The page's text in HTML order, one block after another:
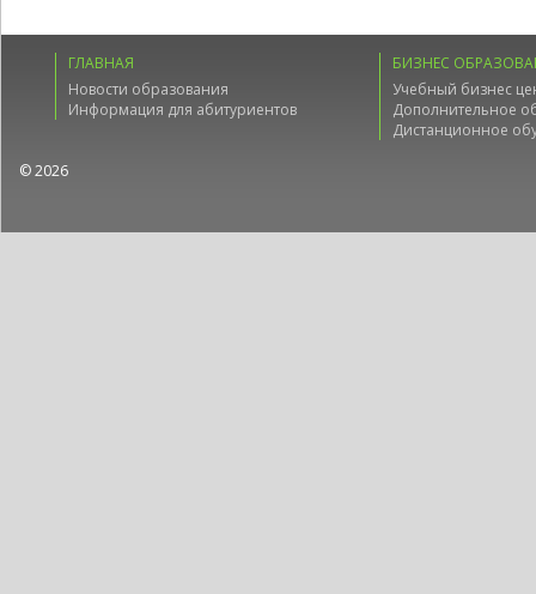
ГЛАВНАЯ
Новости образования
Информация для абитуриентов
БИЗНЕС
Учебный бизнес
Дополнительное
Дистанционное
© 2026